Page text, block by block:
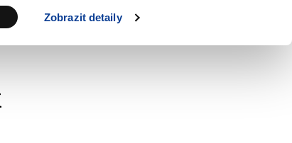
Zobrazit detaily
EU